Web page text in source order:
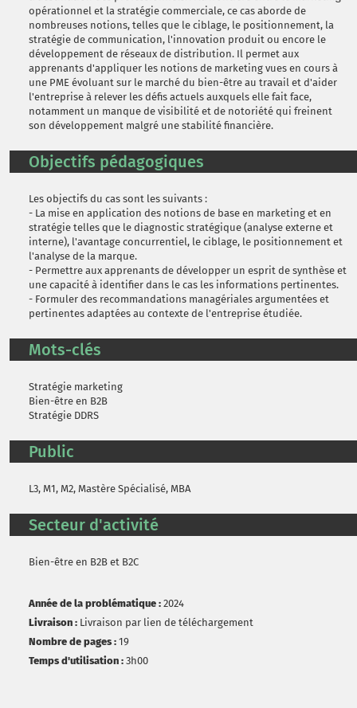
opérationnel et la stratégie commerciale, ce cas aborde de
nombreuses notions, telles que le ciblage, le positionnement, la
stratégie de communication, l'innovation produit ou encore le
développement de réseaux de distribution. Il permet aux
apprenants d'appliquer les notions de marketing vues en cours à
une PME évoluant sur le marché du bien-être au travail et d'aider
l'entreprise à relever les défis actuels auxquels elle fait face,
notamment un manque de visibilité et de notoriété qui freinent
son développement malgré une stabilité financière.
Objectifs pédagogiques
Les objectifs du cas sont les suivants :
- La mise en application des notions de base en marketing et en
stratégie telles que le diagnostic stratégique (analyse externe et
interne), l'avantage concurrentiel, le ciblage, le positionnement et
l'analyse de la marque.
- Permettre aux apprenants de développer un esprit de synthèse et
une capacité à identifier dans le cas les informations pertinentes.
- Formuler des recommandations managériales argumentées et
pertinentes adaptées au contexte de l'entreprise étudiée.
Mots-clés
Stratégie marketing
Bien-être en B2B
Stratégie DDRS
Public
L3, M1, M2, Mastère Spécialisé, MBA
Secteur d'activité
Bien-être en B2B et B2C
Année de la problématique : 2024
Livraison : Livraison par lien de téléchargement
Nombre de pages : 19
Temps d'utilisation : 3h00